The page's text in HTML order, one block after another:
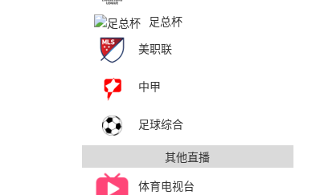
足总杯
美职联
中甲
足球综合
其他直播
体育电视台